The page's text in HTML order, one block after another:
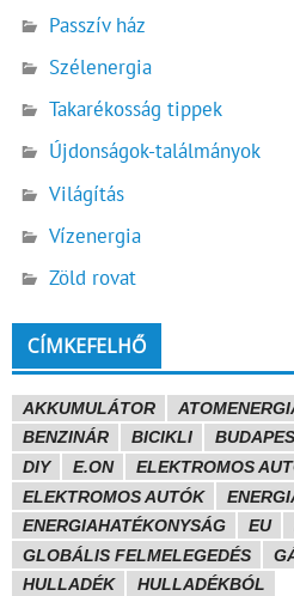
Passzív ház
Szélenergia
Takarékosság tippek
Újdonságok-találmányok
Világítás
Vízenergia
Zöld rovat
CÍMKEFELHŐ
AKKUMULÁTOR
BENZINÁR
BICIKLI
DIY
E.ON
ELEKTROMOS
ELEKTROMOS AUTÓK
ENERGIAHATÉKONYSÁG
EU
GLOBÁLIS FELMELEGEDÉS
HULLADÉK
HULLADÉKBÓL